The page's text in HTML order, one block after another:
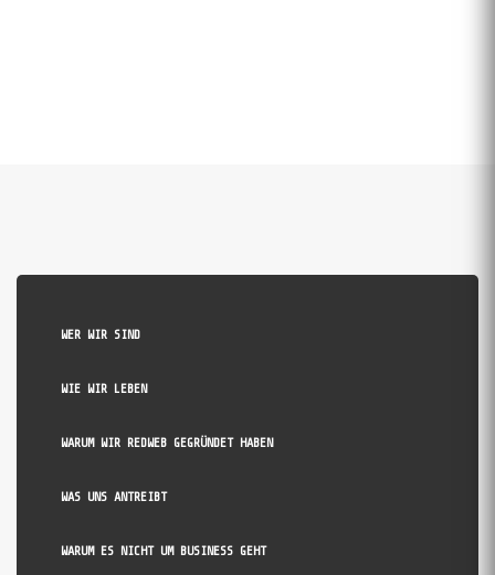
WER WIR SIND
WIE WIR LEBEN
WARUM WIR REDWEB GEGRÜNDET HABEN
WAS UNS ANTREIBT
WARUM ES NICHT UM BUSINESS GEHT